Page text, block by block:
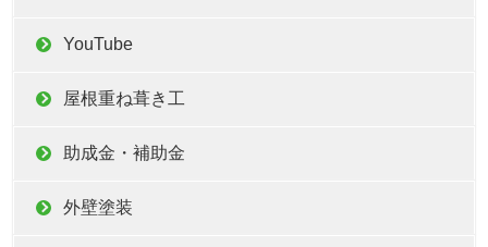
YouTube
屋根重ね葺き工
助成金・補助金
外壁塗装